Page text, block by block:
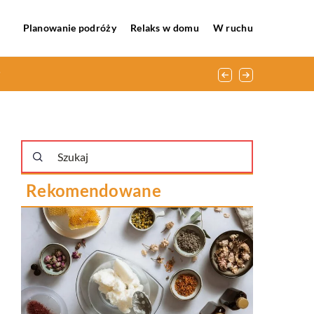
Planowanie podróży Relaks w domu W ruchu
Rekomendowane